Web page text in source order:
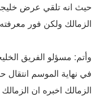
حيث انه تلقي عرض
الزمالك ولكن فور
وأتم: مسؤلو الفريق
في نهاية الموسم
الزمالك اخبره ان